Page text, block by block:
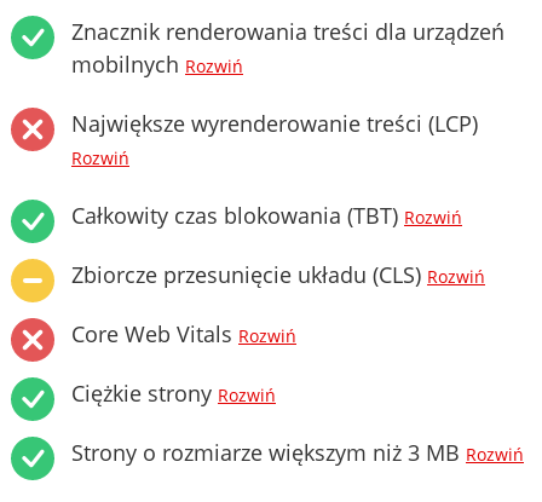
Znacznik renderowania treści dla urządzeń
mobilnych Rozwiń
Największe wyrenderowanie treści (LCP)
Rozwiń
Całkowity czas blokowania (TBT) Rozwiń
Zbiorcze przesunięcie układu (CLS) Rozwiń
Core Web Vitals Rozwiń
Ciężkie strony Rozwiń
Strony o rozmiarze większym niż 3 MB Rozwiń